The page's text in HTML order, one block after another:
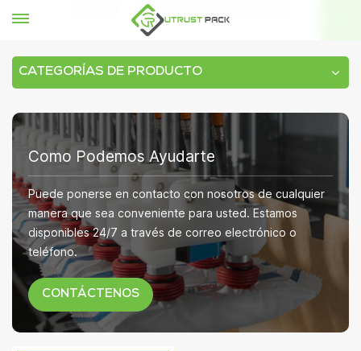
máquina de etiquetado de latas
CATEGORÍAS DE PRODUCTO
Como Podemos Ayudarte
Puede ponerse en contacto con nosotros de cualquier
manera que sea conveniente para usted. Estamos
disponibles 24/7 a través de correo electrónico o
teléfono.
CONTÁCTENOS